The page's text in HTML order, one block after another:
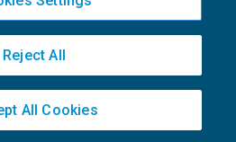
Euroconference S.p.A.v2.32.4
- 20124 Milano - info@ecnews.it
02776120236
Reject All
All Cookies